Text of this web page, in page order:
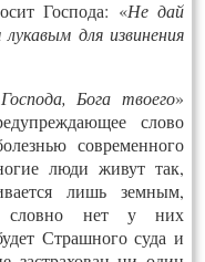
Господа: «Не дай
для извинения
Бога твоего»
слово
современного
люди живут так,
лишь земным,
словно нет у них
Страшного суда и